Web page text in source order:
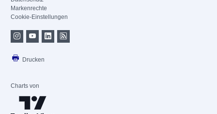
Markenrechte
Cookie-Einstellungen
Drucken
Charts von